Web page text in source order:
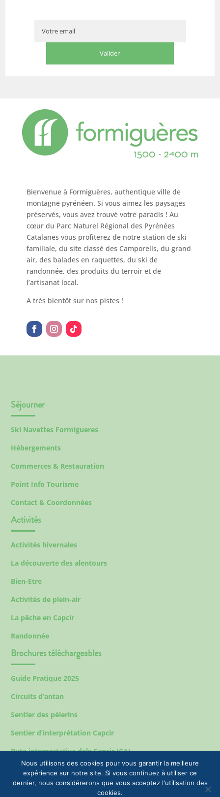
Bienvenue à Formiguères, authentique ville de
montagne pyrénéen. Si vous aimez les paysages
préservés, vous avez trouvé votre paradis ! Au
cœur du Parc Naturel Régional des Pyrénées
Catalanes vous profiterez de notre station de ski
familiale, du site classé des Camporells, du grand
air, des balades en raquettes, du ski de
randonnée, des produits du terroir et de
l’artisanat local.
A très bientôt sur nos pistes !
Séjourner
Ski Navettes Formigueres
Hébergements
Commerces & Restauration
Point Info Tourisme
Contact & Coordonnées
Activités
Activités hivernales
La découverte des alentours
Bien-Etre
Activités de plein-air
La pêche en Capcir
Randonnée
Brochures téléchargeables
Guide Pratique 2025
Circuits d’antan
Sentier des pélerins
Sentier d’interprétation Capcir
Ruta interpretativa dels Capcir (CA)
Nous utilisons des cookies pour vous garantir la meilleure
expérience sur notre site. Si vous continuez à utiliser ce
dernier, nous considérerons que vous acceptez l'utilisation des
cookies.